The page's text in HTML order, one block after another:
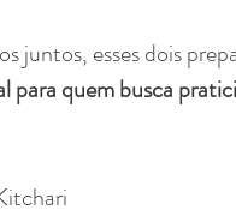
juntos, esses dois
para quem busca